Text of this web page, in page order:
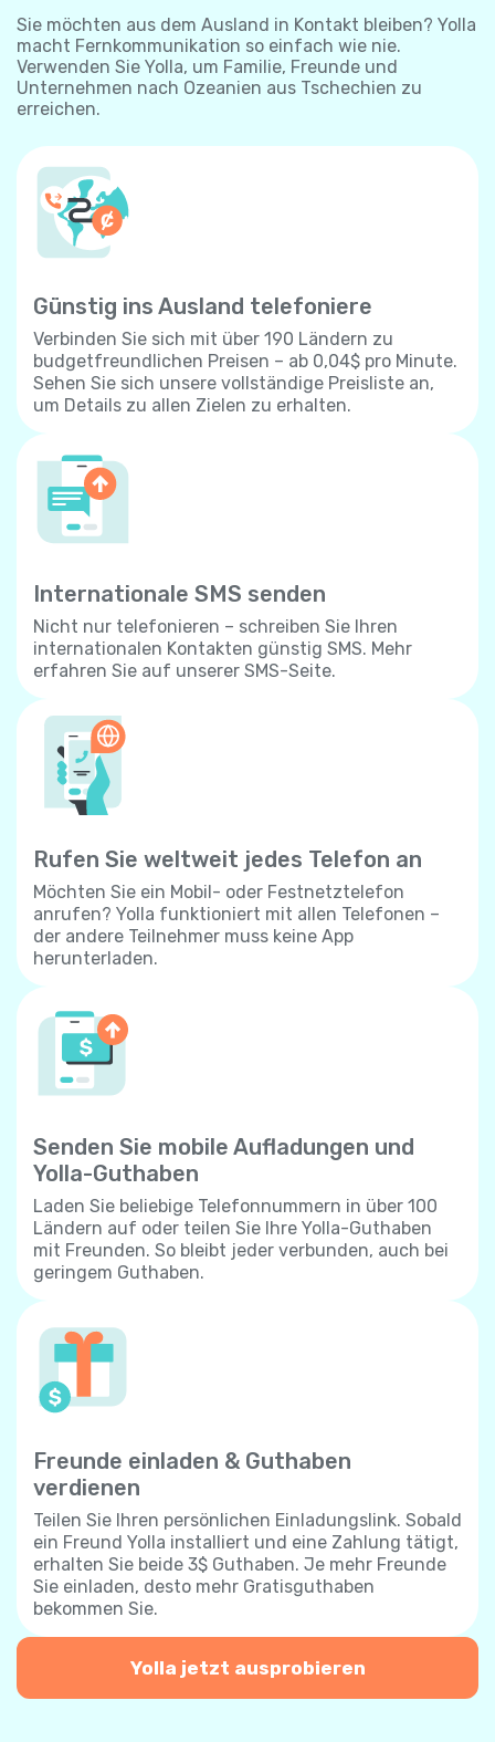
Sie möchten aus dem Ausland in Kontakt bleiben? Yolla
macht Fernkommunikation so einfach wie nie.
Verwenden Sie Yolla, um Familie, Freunde und
Unternehmen nach Ozeanien aus Tschechien zu
erreichen.
Günstig ins Ausland telefoniere
Verbinden Sie sich mit über 190 Ländern zu
budgetfreundlichen Preisen – ab 0,04$ pro Minute.
Sehen Sie sich unsere vollständige Preisliste an,
um Details zu allen Zielen zu erhalten.
Internationale SMS senden
Nicht nur telefonieren – schreiben Sie Ihren
internationalen Kontakten günstig SMS. Mehr
erfahren Sie auf unserer SMS-Seite.
Rufen Sie weltweit jedes Telefon an
Möchten Sie ein Mobil- oder Festnetztelefon
anrufen? Yolla funktioniert mit allen Telefonen –
der andere Teilnehmer muss keine App
herunterladen.
Senden Sie mobile Aufladungen und
Yolla-Guthaben
Laden Sie beliebige Telefonnummern in über 100
Ländern auf oder teilen Sie Ihre Yolla-Guthaben
mit Freunden. So bleibt jeder verbunden, auch bei
geringem Guthaben.
Freunde einladen & Guthaben
verdienen
Teilen Sie Ihren persönlichen Einladungslink. Sobald
ein Freund Yolla installiert und eine Zahlung tätigt,
erhalten Sie beide 3$ Guthaben. Je mehr Freunde
Sie einladen, desto mehr Gratisguthaben
bekommen Sie.
Yolla jetzt ausprobieren